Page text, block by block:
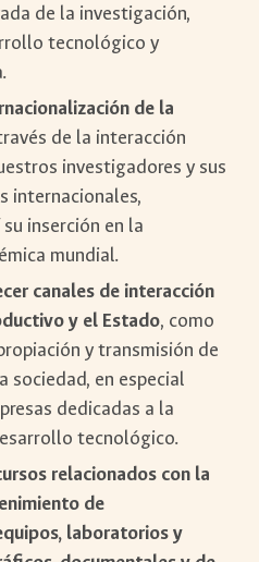
de la investigación,
tecnológico y
de la
de la interacción
investigadores y sus
internacionales,
inserción en la
mundial.
canales de interacción
y el Estado, como
y transmisión de
sociedad, en especial
dedicadas a la
tecnológico.
relacionados con la
de
laboratorios y